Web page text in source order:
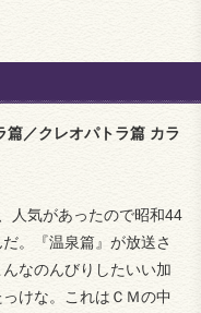
篇／クレオパトラ篇 カラ
人気があったので昭和44
。『温泉篇』が放送さ
なのんびりしたいい加
けな。これはＣＭの中